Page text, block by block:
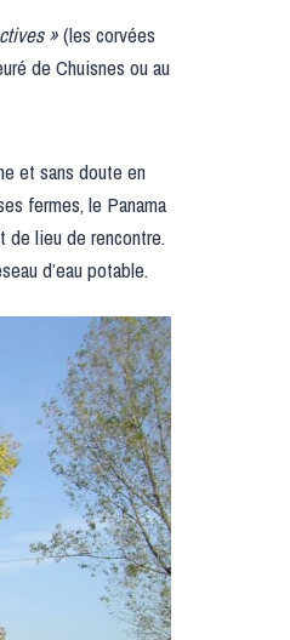
»(les corvées
de Chuisnes ou au
et sans doute en
fermes, le Panama
de lieu de rencontre.
d’eau potable.